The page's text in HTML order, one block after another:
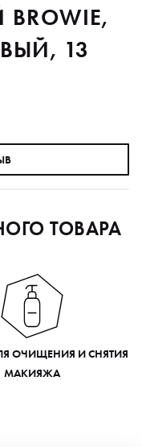
13
ТОВАРА
ОЧИЩЕНИЯ И СНЯТИЯ
МАКИЯЖА